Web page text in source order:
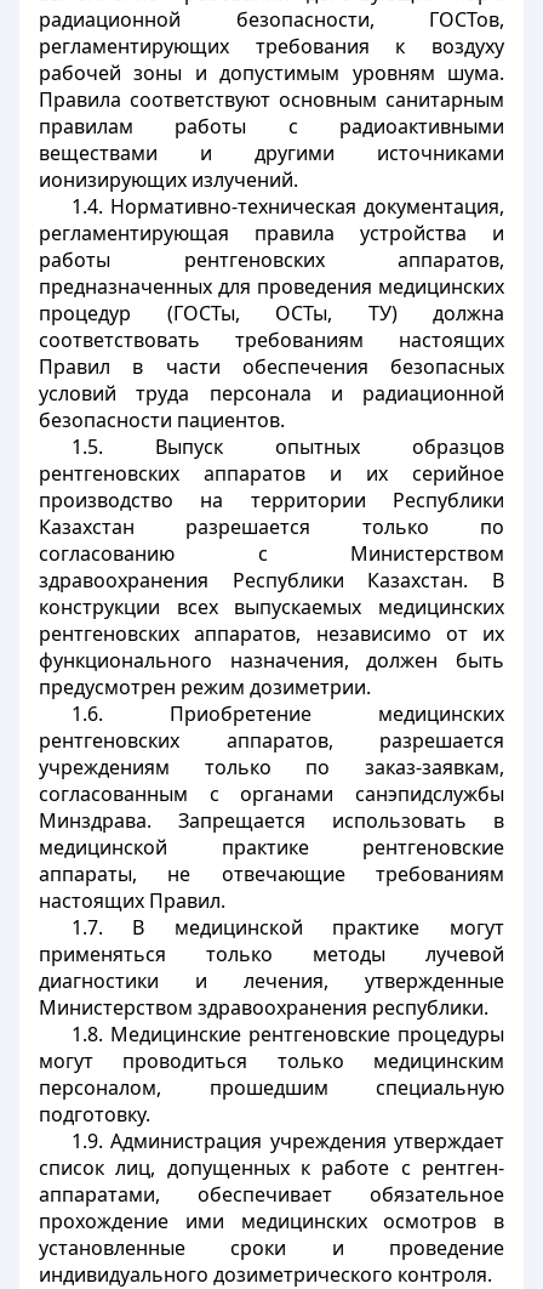
радиационной безопасности, ГОСТов,
регламентирующих требования к воздуху
рабочей зоны и допустимым уровням шума.
Правила соответствуют основным санитарным
правилам работы с радиоактивными
веществами и другими источниками
ионизирующих излучений.
1.4. Нормативно-техническая документация,
регламентирующая правила устройства и
работы рентгеновских аппаратов,
предназначенных для проведения медицинских
процедур (ГОСТы, ОСТы, ТУ) должна
соответствовать требованиям настоящих
Правил в части обеспечения безопасных
условий труда персонала и радиационной
безопасности пациентов.
1.5. Выпуск опытных образцов
рентгеновских аппаратов и их серийное
производство на территории Республики
Казахстан разрешается только по
согласованию с Министерством
здравоохранения Республики Казахстан. В
конструкции всех выпускаемых медицинских
рентгеновских аппаратов, независимо от их
функционального назначения, должен быть
предусмотрен режим дозиметрии.
1.6. Приобретение медицинских
рентгеновских аппаратов, разрешается
учреждениям только по заказ-заявкам,
согласованным с органами санэпидслужбы
Минздрава. Запрещается использовать в
медицинской практике рентгеновские
аппараты, не отвечающие требованиям
настоящих Правил.
1.7. В медицинской практике могут
применяться только методы лучевой
диагностики и лечения, утвержденные
Министерством здравоохранения республики.
1.8. Медицинские рентгеновские процедуры
могут проводиться только медицинским
персоналом, прошедшим специальную
подготовку.
1.9. Администрация учреждения утверждает
список лиц, допущенных к работе с рентген-
аппаратами, обеспечивает обязательное
прохождение ими медицинских осмотров в
установленные сроки и проведение
индивидуального дозиметрического контроля.